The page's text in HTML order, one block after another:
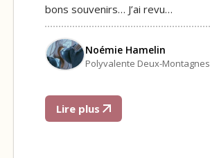
bons souvenirs… J’ai revu…
Noémie Hamelin
Polyvalente Deux-Montagnes
Lire plus